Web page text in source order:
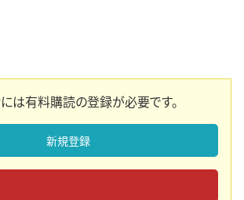
は有料購読の登録が必要です。
新規登録